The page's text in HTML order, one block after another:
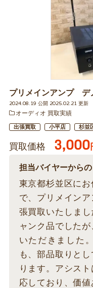
プリメインアンプ デ
2024.08.19 公開 2025.02.21 更新
オーディオ 買取実績
出張買取 小平店 杉並
買取価格 3,000
担当バイヤーからの
東京都杉並区に
で、プリメイン
張買取いたしまし
ャンク品でした
いただきました
も、部品取りと
ります。アシス
応しており、価